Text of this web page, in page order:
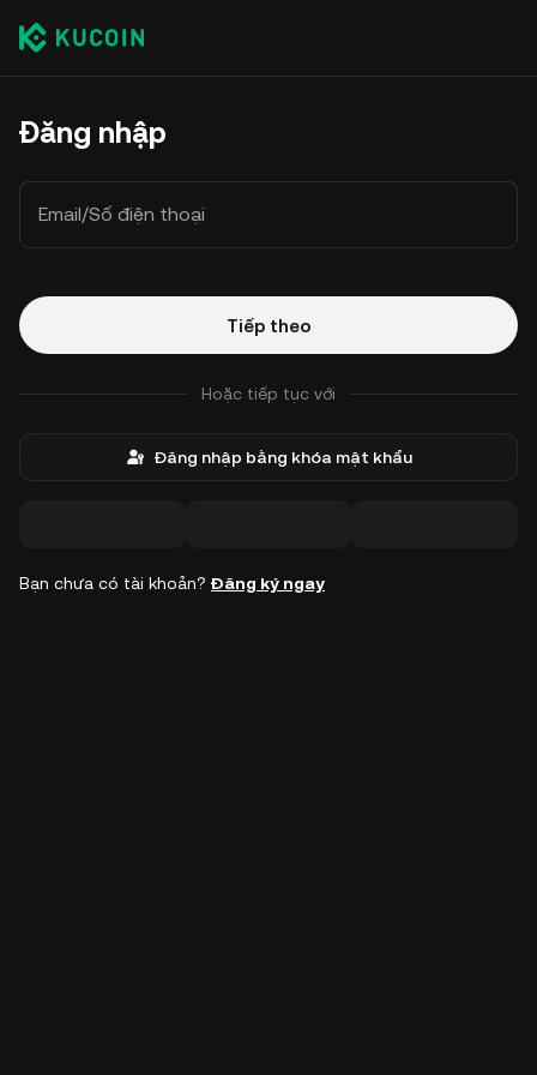
Đăng nhập
Email/Số điện thoại
Tiếp theo
Hoặc tiếp tục với
Đăng nhập bằng khóa mật khẩu
Bạn chưa có tài khoản? Đăng ký ngay